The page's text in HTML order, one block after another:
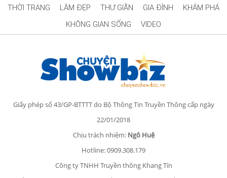
THỜI TRANG
LÀM ĐẸP THƯ GIÃN GIA ĐÌNH
KHÁM PHÁ
KHÔNG GIAN SỐNG
VIDEO
Giấy phép số 43/GP-BTTTT do Bộ Thông Tin Truyền Thông cấp ngày
22/01/2018
Chịu trách nhiệm: Ngô Huệ
Hotline: 0909.308.179
Công ty TNHH Truyền thông Khang Tín